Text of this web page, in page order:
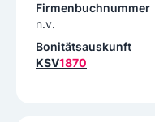
Firmenbuchnummer
n.v.
Bonitätsauskunft
KSV1870